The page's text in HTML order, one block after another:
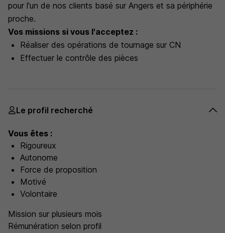
pour l'un de nos clients basé sur Angers et sa périphérie
proche.
Vos missions si vous l'acceptez :
Réaliser des opérations de tournage sur CN
Effectuer le contrôle des pièces
Le profil recherché
Vous êtes :
Rigoureux
Autonome
Force de proposition
Motivé
Volontaire
Mission sur plusieurs mois
Rémunération selon profil